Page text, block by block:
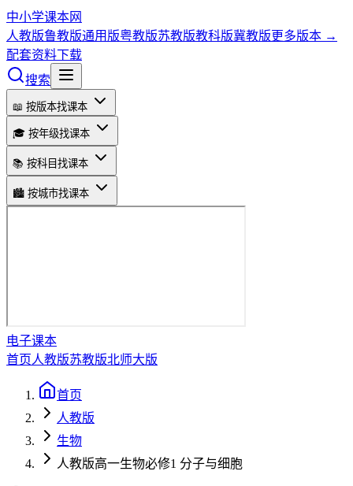
中小学课本网
人教版鲁教版通用版粤教版苏教版教科版冀教版更多版本 →
配套资料下载
搜索
📖 按版本找课本
🎓 按年级找课本
📚 按科目找课本
🏙️ 按城市找课本
电子课本
首页人教版苏教版北师大版
首页
人教版
生物
人教版高一生物必修1 分子与细胞